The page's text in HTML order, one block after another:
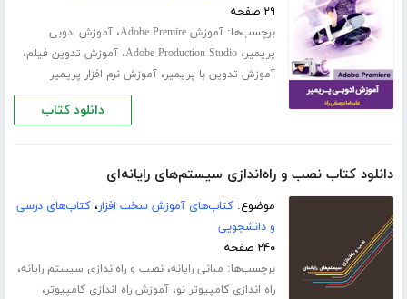
۲۹ صفحه
برچسب‌ها:آموزش Adobe Premire ،آموزش ادوبی
پریمیر،Adobe Production Studio،آموزش تدوین فیلم،
آموزش تدوین با پریمیر،آموزش نرم افزار پریمیر
دانلود کتاب
دانلود کتاب نصب و راه‌اندازی سیستم‌های رایانه‌ای
موضوع:کتاب‌های آموزش سخت افزار،کتاب‌های درسی
و دانشجویی
۲۴۰ صفحه
برچسب‌ها: مبانی رایانه،نصب و راه‌اندازی سیستم‌ رایانه‌،
راه اندازی کامپیوتر نو،آموزش راه اندازی کامپیوتر،